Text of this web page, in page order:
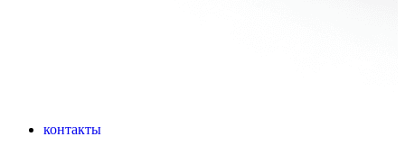
контакты